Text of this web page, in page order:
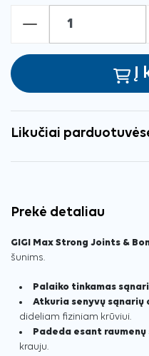
-
Į
Likučiai
Prekė detaliau
GIGI Max Strong Joints &
šunims.
Palaiko tinkamas
Atkuria senyvų sąnarių
dideliam fiziniam krūviui.
Padeda esant
krauju.